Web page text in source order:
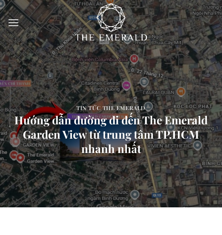
Bỏ
qua
nội
dung
TIN TỨC THE EMERALD
Hướng dẫn đường đi đến The Emerald
Garden View từ trung tâm TP.HCM
nhanh nhất